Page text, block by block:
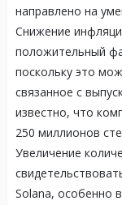
направлено на
Снижение
положительный
поскольку это
связанное с
известно, что
250 миллионов
Увеличение
Solana, особенно